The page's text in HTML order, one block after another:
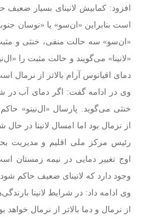
افزود: کمابیش لانینای بسیار
است بنابراین «ان‌سو» یا «نوسان
«ان‌سو» سه حالت منفی، خنثی و
«لانینا» می‌گویند و حالت مثبت را
دمای اقیانوس آرام بالاتر از نرمال
وی در ادامه گفت: اگر دمای آب در
خنثی می‌گوید. پارسال «ال‌نینو»
از نزمال بود اما امسال لانینا در
رئیس مرکز ملی اقلیم و مدیریت
وجود دارد که لانینای ضعیف حاکم شود.
وی ادامه داد: در شرایط لانینا
از نرمال و دما بالاتر از نرمال خواهد